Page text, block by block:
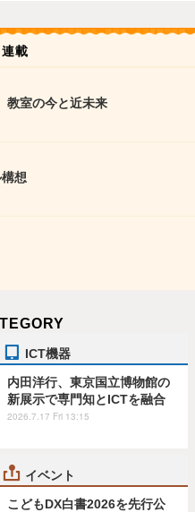
載
教室の今と近未来
想
ICT機器
内田洋行、東京国立博物館の
新展示で専門知とICTを融合
2026.7.17 Fri 13:15
イベント
こどもDX白書2026を先行公